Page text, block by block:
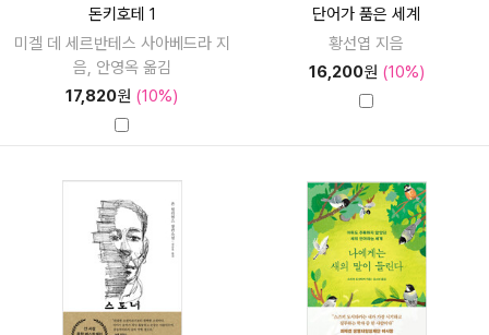
돈키호테 1
미겔 데 세르반테스 사아베드라 지
음, 안영옥 옮김
17,820원 (10%)
단어가 품은 세계
황선엽 지음
16,200원 (10%)